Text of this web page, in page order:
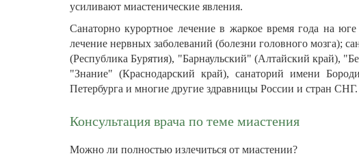
усиливают миастенические явления.
Санаторно курортное лечение в жаркое время года на
лечение нервных заболеваний (болезни головного
(Республика Бурятия), "Барнаульский" (Алтайский край),
"Знание" (Краснодарский край), санаторий имени
Петербурга и многие другие здравницы России и стран СНГ.
Консультация врача по теме миастения
Можно ли полностью излечиться от миастении?